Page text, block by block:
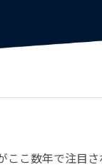
ここ数年で注目